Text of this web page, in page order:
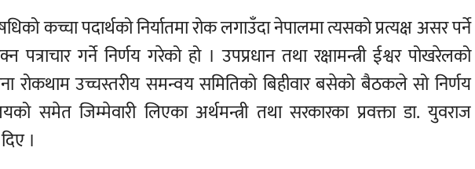
कच्चा पदार्थको निर्यातमा रोक लगाउँदा नेपालमा त्यसको प्रत्यक्ष असर पर्ने
पत्राचार गर्ने निर्णय गरेको हो । उपप्रधान तथा रक्षामन्त्री ईश्वर पोखरेलको
रोकथाम उच्चस्तरीय समन्वय समितिको बिहीवार बसेको बैठकले सो निर्णय
समेत जिम्मेवारी लिएका अर्थमन्त्री तथा सरकारका प्रवक्ता डा. युवराज
।